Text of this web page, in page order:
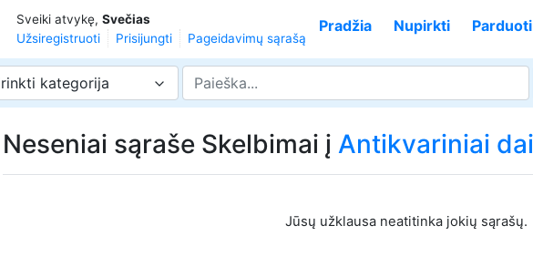
Sveiki atvykę, Svečias
Užsiregistruoti
Prisijungti Pageidavimų sąrašą
Pradžia Nupirkti Parduoti
kategorija
Neseniai sąraše Skelbimai į Antikvariniai
Jūsų užklausa neatitinka jokių sąrašų.